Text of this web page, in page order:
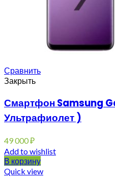
Сравнить
Закрыть
Смартфон Samsung
Ультрафиолет )
49 000₽
Add to wishlist
В корзину
Quick view